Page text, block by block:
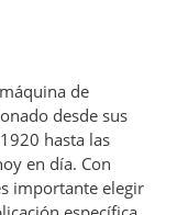
de
desde sus
hasta las
en día. Con
importante elegir